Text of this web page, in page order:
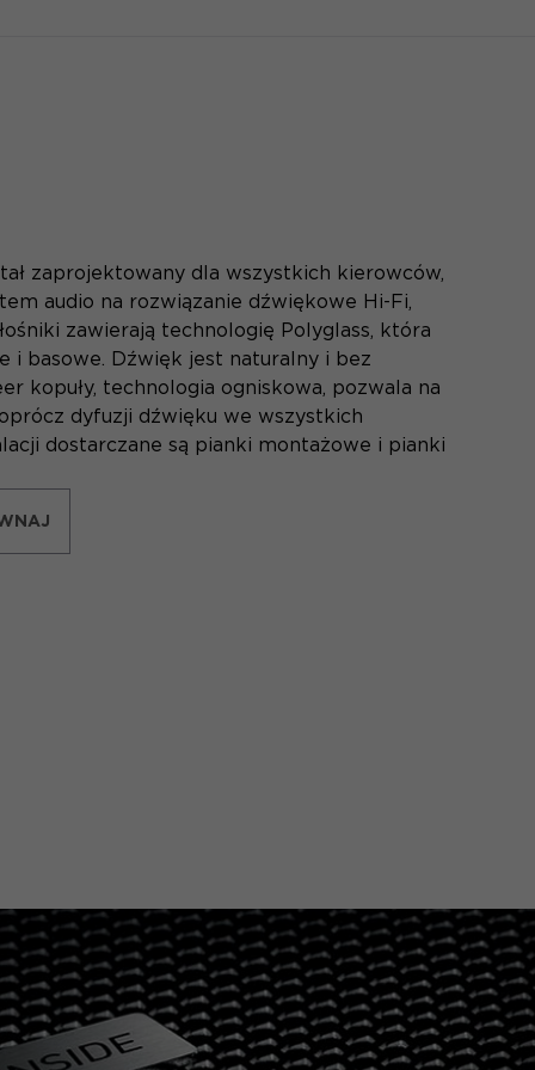
zaprojektowany dla wszystkich kierowców,
audio na rozwiązanie dźwiękowe Hi-Fi,
zawierają technologię Polyglass, która
i basowe. Dźwięk jest naturalny i bez
kopuły, technologia ogniskowa, pozwala na
dyfuzji dźwięku we wszystkich
dostarczane są pianki montażowe i pianki